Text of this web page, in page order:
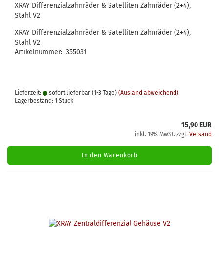
XRAY Differenzialzahnräder & Satelliten Zahnräder (2+4),
Stahl V2
XRAY Differenzialzahnräder & Satelliten Zahnräder (2+4),
Stahl V2
Artikelnummer: 355031
Lieferzeit: sofort lieferbar (1-3 Tage) (Ausland abweichend)
Lagerbestand: 1 Stück
15,90 EUR
inkl. 19% MwSt. zzgl. Versand
In den Warenkorb